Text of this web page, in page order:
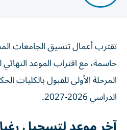
حاسمة، مع اقتراب الموعد
المرحلة الأولى للقبول بالكليات
الدراسي 2026-2027.
آخر موعد لتسجيل